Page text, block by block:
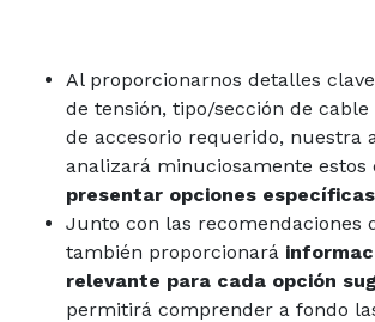
Al proporcionarnos detalles
de tensión, tipo/sección de
de accesorio requerido, nuestra
analizará minuciosamente estos
presentar opciones
Junto con las recomendaciones
también proporcionará
relevante para cada opción
permitirá comprender a fondo